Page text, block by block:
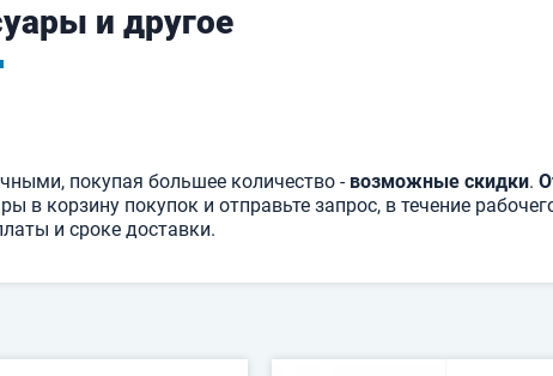
и другое
покупая большее количество - возможные скидки.
в корзину покупок и отправьте запрос, в течение
и сроке доставки.